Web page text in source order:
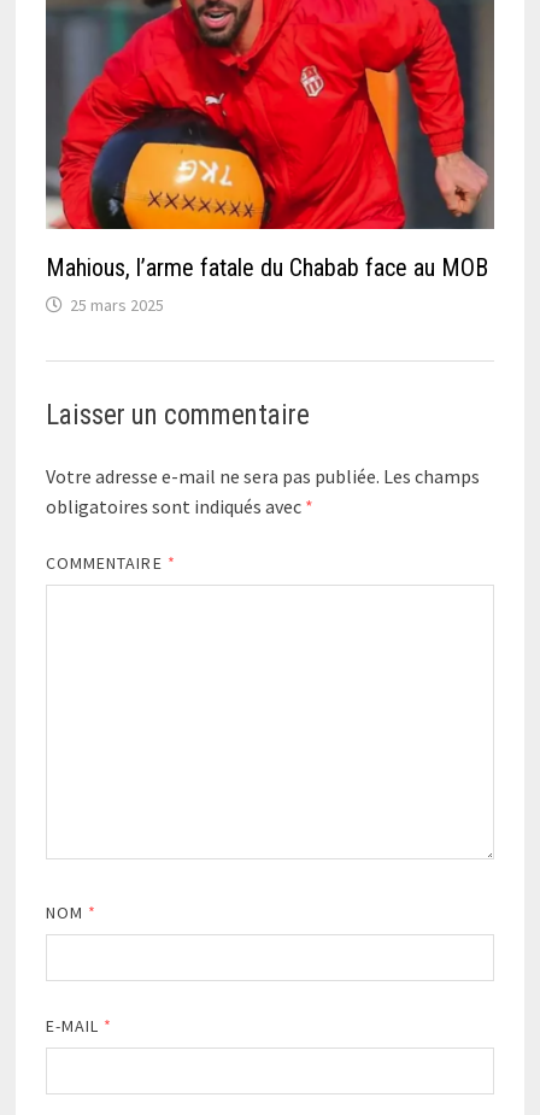
Mahious, l’arme fatale du Chabab face au MOB
25 mars 2025
Laisser un commentaire
Votre adresse e-mail ne sera pas publiée. Les champs
obligatoires sont indiqués avec *
COMMENTAIRE *
NOM *
E-MAIL *